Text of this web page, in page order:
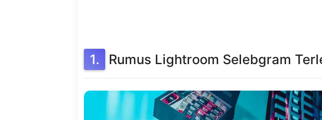
Rumus Lightroom Selebgram